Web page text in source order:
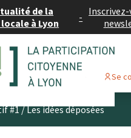
de la
à Lyon
- Inscrivez-
Se
#1/Les idées déposées